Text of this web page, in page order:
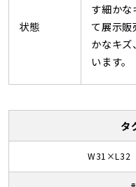
状態
す細かな
て展示販
かなキ
います。
タ
W31×L32